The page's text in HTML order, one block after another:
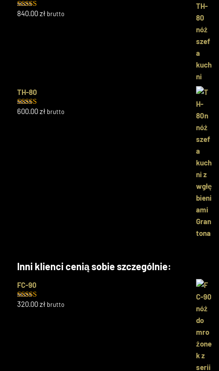
Oceniono
840.00zł brutto
TH-80
Oceniono
600.00zł brutto
Inni klienci cenią sobie szczególnie:
FC-90
Oceniono
320.00zł brutto